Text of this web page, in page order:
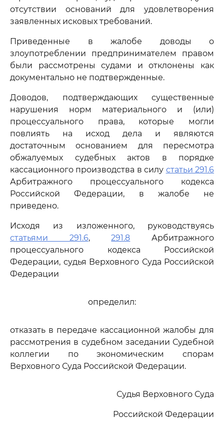
отсутствии оснований для удовлетворения
заявленных исковых требований.
Приведенные в жалобе доводы о
злоупотреблении предпринимателем правом
были рассмотрены судами и отклонены как
документально не подтвержденные.
Доводов, подтверждающих существенные
нарушения норм материального и (или)
процессуального права, которые могли
повлиять на исход дела и являются
достаточным основанием для пересмотра
обжалуемых судебных актов в порядке
кассационного производства в силу статьи 291.6
Арбитражного процессуального кодекса
Российской Федерации, в жалобе не
приведено.
Исходя из изложенного, руководствуясь
статьями 291.6,291.8 Арбитражного
процессуального кодекса Российской
Федерации, судья Верховного Суда Российской
Федерации
определил:
отказать в передаче кассационной жалобы для
рассмотрения в судебном заседании Судебной
коллегии по экономическим спорам
Верховного Суда Российской Федерации.
Судья Верховного Суда
Российской Федерации